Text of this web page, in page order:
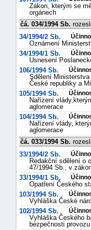
Zákon, kterým se
orgánech
čá. 034/1994 Sb.
34/1994/2 Sb.
Oznámení
34/1994/1 Sb.
Usnesení
106/1994 Sb.
Sdělení
České republiky a
105/1994 Sb.
Nařízení
aglomerace
104/1994 Sb.
Nařízení vlády,
aglomerace
čá. 033/1994 Sb.
33/1994/2 Sb.
Redakční sdělení o
47/1994 Sb., v
33/1994/1 Sb.
Opatření Českého
103/1994 Sb.
Vyhláška České
102/1994 Sb.
Vyhláška Českého
bezpečnosti